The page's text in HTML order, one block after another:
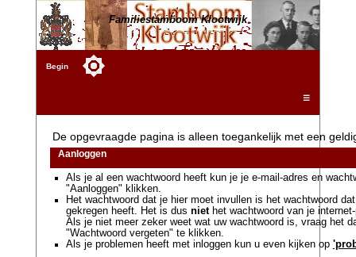
Familiestamboom Klootwijk
Begin
☰
De opgevraagde pagina is alleen toegankelijk met een
Aanloggen
Als je al een wachtwoord heeft kun je je e-mail-adres en
"Aanloggen" klikken.
Het wachtwoord dat je hier moet invullen is het wachtwoord
gekregen heeft. Het is dus niethet wachtwoord van je
Als je niet meer zeker weet wat uw wachtwoord is, vraag het
"Wachtwoord vergeten" te klikken.
Als je problemen heeft met inloggen kun u even kijken op